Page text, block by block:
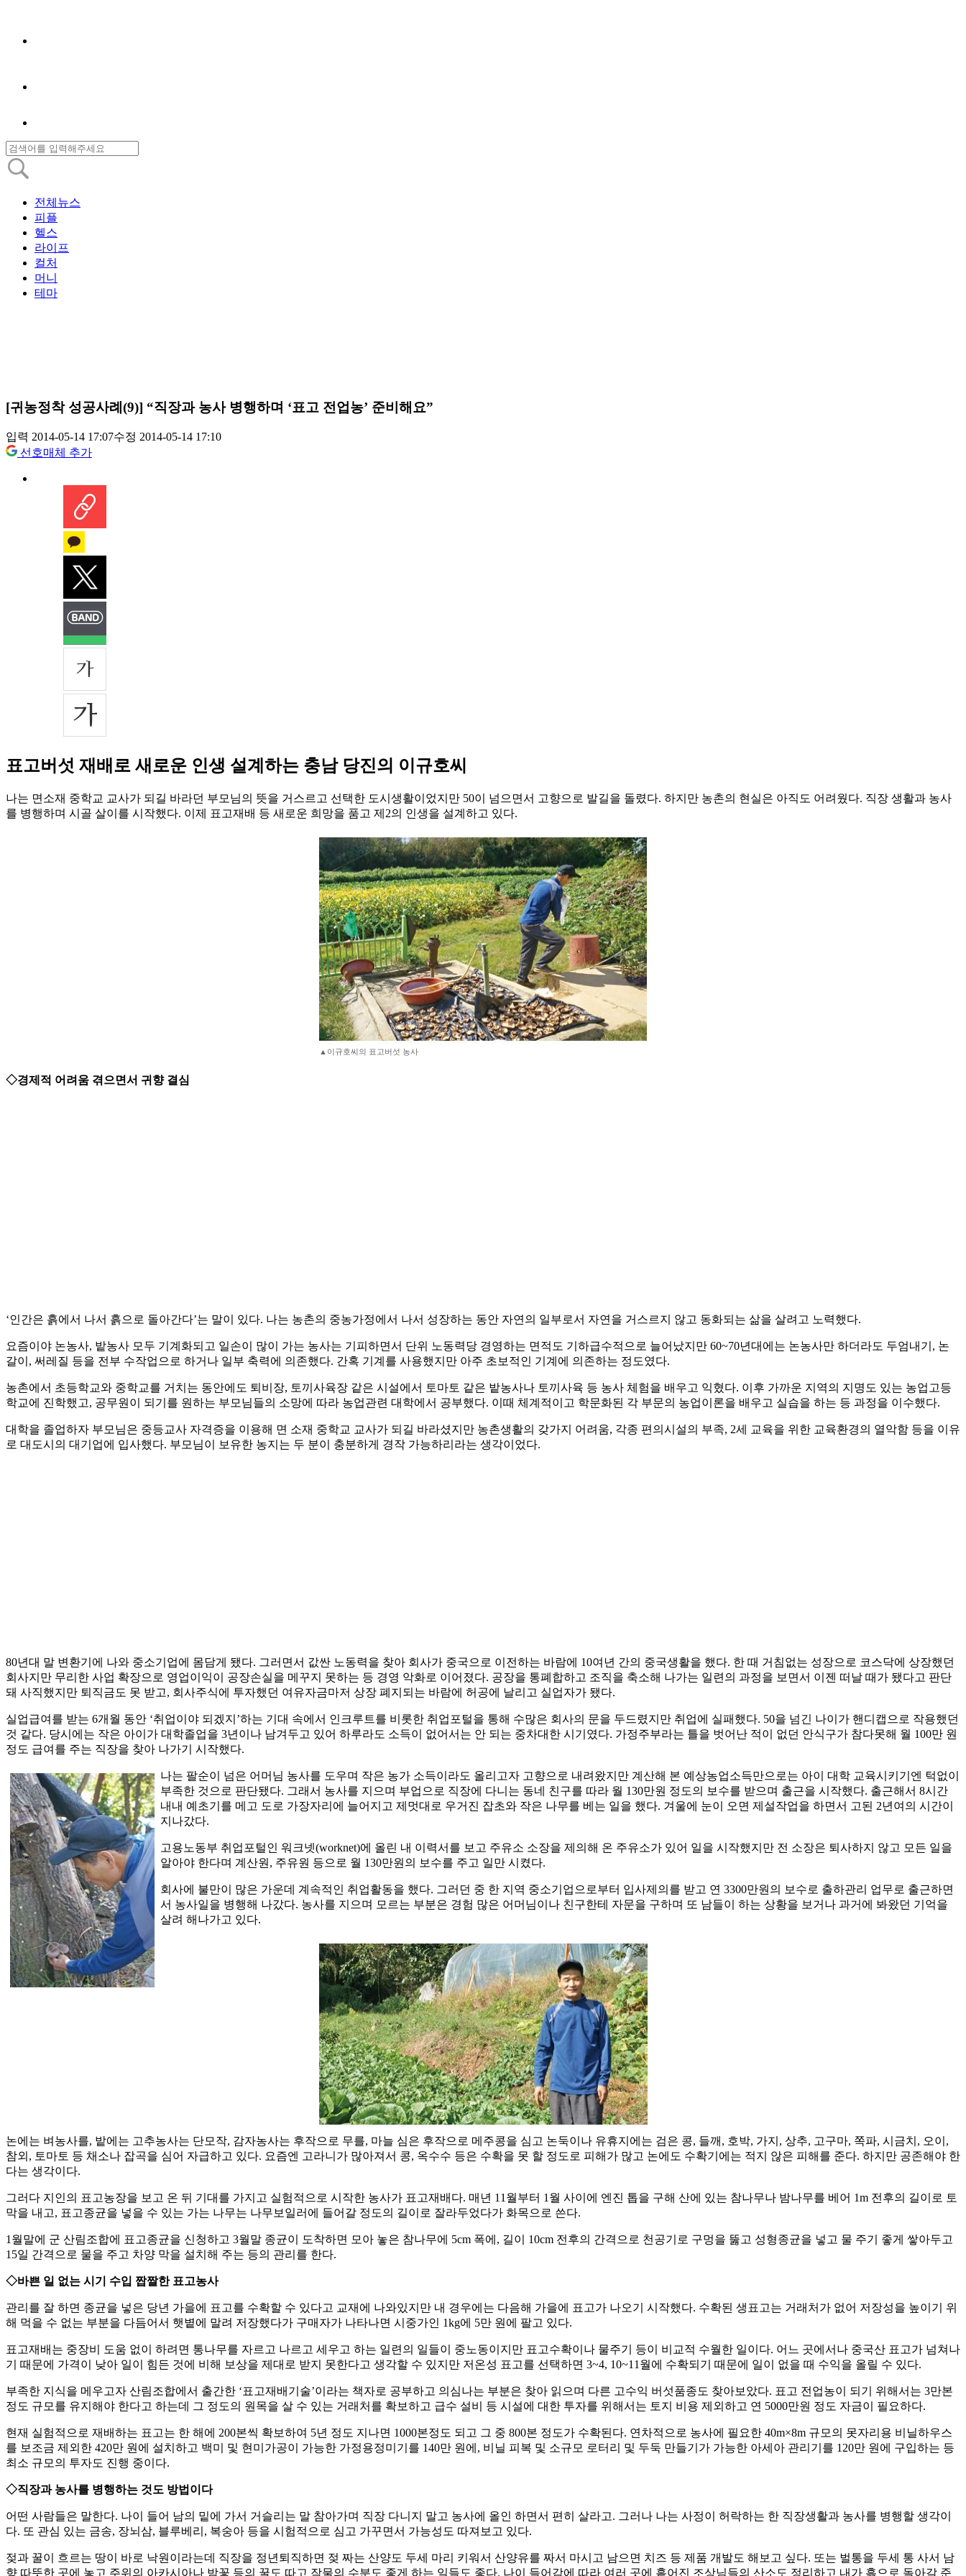
전체뉴스
피플
헬스
라이프
컬처
머니
테마
[귀농정착 성공사례(9)] “직장과 농사 병행하며 ‘표고 전업농’ 준비해요”
입력 2014-05-14 17:07수정 2014-05-14 17:10
선호매체 추가
표고버섯 재배로 새로운 인생 설계하는 충남 당진의 이규호씨
나는 면소재 중학교 교사가 되길 바라던 부모님의 뜻을 거스르고 선택한 도시생활이었지만 50이 넘으면서 고향으로 발길을 돌렸다. 하지만 농촌의 현실은 아직도 어려웠다. 직장 생활과 농사
를 병행하며 시골 살이를 시작했다. 이제 표고재배 등 새로운 희망을 품고 제2의 인생을 설계하고 있다.
▲이규호씨의 표고버섯 농사
◇경제적 어려움 겪으면서 귀향 결심
‘인간은 흙에서 나서 흙으로 돌아간다’는 말이 있다. 나는 농촌의 중농가정에서 나서 성장하는 동안 자연의 일부로서 자연을 거스르지 않고 동화되는 삶을 살려고 노력했다.
요즘이야 논농사, 밭농사 모두 기계화되고 일손이 많이 가는 농사는 기피하면서 단위 노동력당 경영하는 면적도 기하급수적으로 늘어났지만 60~70년대에는 논농사만 하더라도 두엄내기, 논
갈이, 써레질 등을 전부 수작업으로 하거나 일부 축력에 의존했다. 간혹 기계를 사용했지만 아주 초보적인 기계에 의존하는 정도였다.
농촌에서 초등학교와 중학교를 거치는 동안에도 퇴비장, 토끼사육장 같은 시설에서 토마토 같은 밭농사나 토끼사육 등 농사 체험을 배우고 익혔다. 이후 가까운 지역의 지명도 있는 농업고등
학교에 진학했고, 공무원이 되기를 원하는 부모님들의 소망에 따라 농업관련 대학에서 공부했다. 이때 체계적이고 학문화된 각 부문의 농업이론을 배우고 실습을 하는 등 과정을 이수했다.
대학을 졸업하자 부모님은 중등교사 자격증을 이용해 면 소재 중학교 교사가 되길 바라셨지만 농촌생활의 갖가지 어려움, 각종 편의시설의 부족, 2세 교육을 위한 교육환경의 열악함 등을 이유
로 대도시의 대기업에 입사했다. 부모님이 보유한 농지는 두 분이 충분하게 경작 가능하리라는 생각이었다.
80년대 말 변환기에 나와 중소기업에 몸담게 됐다. 그러면서 값싼 노동력을 찾아 회사가 중국으로 이전하는 바람에 10여년 간의 중국생활을 했다. 한 때 거침없는 성장으로 코스닥에 상장했던
회사지만 무리한 사업 확장으로 영업이익이 공장손실을 메꾸지 못하는 등 경영 악화로 이어졌다. 공장을 통폐합하고 조직을 축소해 나가는 일련의 과정을 보면서 이젠 떠날 때가 됐다고 판단
돼 사직했지만 퇴직금도 못 받고, 회사주식에 투자했던 여유자금마저 상장 폐지되는 바람에 허공에 날리고 실업자가 됐다.
실업급여를 받는 6개월 동안 ‘취업이야 되겠지’하는 기대 속에서 인크루트를 비롯한 취업포털을 통해 수많은 회사의 문을 두드렸지만 취업에 실패했다. 50을 넘긴 나이가 핸디캡으로 작용했던
것 같다. 당시에는 작은 아이가 대학졸업을 3년이나 남겨두고 있어 하루라도 소득이 없어서는 안 되는 중차대한 시기였다. 가정주부라는 틀을 벗어난 적이 없던 안식구가 참다못해 월 100만 원
정도 급여를 주는 직장을 찾아 나가기 시작했다.
나는 팔순이 넘은 어머님 농사를 도우며 작은 농가 소득이라도 올리고자 고향으로 내려왔지만 계산해 본 예상농업소득만으로는 아이 대학 교육시키기엔 턱없이
부족한 것으로 판단됐다. 그래서 농사를 지으며 부업으로 직장에 다니는 동네 친구를 따라 월 130만원 정도의 보수를 받으며 출근을 시작했다. 출근해서 8시간
내내 예초기를 메고 도로 가장자리에 늘어지고 제멋대로 우거진 잡초와 작은 나무를 베는 일을 했다. 겨울에 눈이 오면 제설작업을 하면서 고된 2년여의 시간이
지나갔다.
고용노동부 취업포털인 워크넷(worknet)에 올린 내 이력서를 보고 주유소 소장을 제의해 온 주유소가 있어 일을 시작했지만 전 소장은 퇴사하지 않고 모든 일을
알아야 한다며 계산원, 주유원 등으로 월 130만원의 보수를 주고 일만 시켰다.
회사에 불만이 많은 가운데 계속적인 취업활동을 했다. 그러던 중 한 지역 중소기업으로부터 입사제의를 받고 연 3300만원의 보수로 출하관리 업무로 출근하면
서 농사일을 병행해 나갔다. 농사를 지으며 모르는 부분은 경험 많은 어머님이나 친구한테 자문을 구하며 또 남들이 하는 상황을 보거나 과거에 봐왔던 기억을
살려 해나가고 있다.
논에는 벼농사를, 밭에는 고추농사는 단모작, 감자농사는 후작으로 무를, 마늘 심은 후작으로 메주콩을 심고 논둑이나 유휴지에는 검은 콩, 들깨, 호박, 가지, 상추, 고구마, 쪽파, 시금치, 오이,
참외, 토마토 등 채소나 잡곡을 심어 자급하고 있다. 요즘엔 고라니가 많아져서 콩, 옥수수 등은 수확을 못 할 정도로 피해가 많고 논에도 수확기에는 적지 않은 피해를 준다. 하지만 공존해야 한
다는 생각이다.
그러다 지인의 표고농장을 보고 온 뒤 기대를 가지고 실험적으로 시작한 농사가 표고재배다. 매년 11월부터 1월 사이에 엔진 톱을 구해 산에 있는 참나무나 밤나무를 베어 1m 전후의 길이로 토
막을 내고, 표고종균을 넣을 수 있는 가는 나무는 나무보일러에 들어갈 정도의 길이로 잘라두었다가 화목으로 쓴다.
1월말에 군 산림조합에 표고종균을 신청하고 3월말 종균이 도착하면 모아 놓은 참나무에 5cm 폭에, 길이 10cm 전후의 간격으로 천공기로 구멍을 뚫고 성형종균을 넣고 물 주기 좋게 쌓아두고
15일 간격으로 물을 주고 차양 막을 설치해 주는 등의 관리를 한다.
◇바쁜 일 없는 시기 수입 짭짤한 표고농사
관리를 잘 하면 종균을 넣은 당년 가을에 표고를 수확할 수 있다고 교재에 나와있지만 내 경우에는 다음해 가을에 표고가 나오기 시작했다. 수확된 생표고는 거래처가 없어 저장성을 높이기 위
해 먹을 수 없는 부분을 다듬어서 햇볕에 말려 저장했다가 구매자가 나타나면 시중가인 1kg에 5만 원에 팔고 있다.
표고재배는 중장비 도움 없이 하려면 통나무를 자르고 나르고 세우고 하는 일련의 일들이 중노동이지만 표고수확이나 물주기 등이 비교적 수월한 일이다. 어느 곳에서나 중국산 표고가 넘쳐나
기 때문에 가격이 낮아 일이 힘든 것에 비해 보상을 제대로 받지 못한다고 생각할 수 있지만 저온성 표고를 선택하면 3~4, 10~11월에 수확되기 때문에 일이 없을 때 수익을 올릴 수 있다.
부족한 지식을 메우고자 산림조합에서 출간한 ‘표고재배기술’이라는 책자로 공부하고 의심나는 부분은 찾아 읽으며 다른 고수익 버섯품종도 찾아보았다. 표고 전업농이 되기 위해서는 3만본
정도 규모를 유지해야 한다고 하는데 그 정도의 원목을 살 수 있는 거래처를 확보하고 급수 설비 등 시설에 대한 투자를 위해서는 토지 비용 제외하고 연 5000만원 정도 자금이 필요하다.
현재 실험적으로 재배하는 표고는 한 해에 200본씩 확보하여 5년 정도 지나면 1000본정도 되고 그 중 800본 정도가 수확된다. 연차적으로 농사에 필요한 40m×8m 규모의 못자리용 비닐하우스
를 보조금 제외한 420만 원에 설치하고 백미 및 현미가공이 가능한 가정용정미기를 140만 원에, 비닐 피복 및 소규모 로터리 및 두둑 만들기가 가능한 아세아 관리기를 120만 원에 구입하는 등
최소 규모의 투자도 진행 중이다.
◇직장과 농사를 병행하는 것도 방법이다
어떤 사람들은 말한다. 나이 들어 남의 밑에 가서 거슬리는 말 참아가며 직장 다니지 말고 농사에 올인 하면서 편히 살라고. 그러나 나는 사정이 허락하는 한 직장생활과 농사를 병행할 생각이
다. 또 관심 있는 금송, 장뇌삼, 블루베리, 복숭아 등을 시험적으로 심고 가꾸면서 가능성도 따져보고 있다.
젖과 꿀이 흐르는 땅이 바로 낙원이라는데 직장을 정년퇴직하면 젖 짜는 산양도 두세 마리 키워서 산양유를 짜서 마시고 남으면 치즈 등 제품 개발도 해보고 싶다. 또는 벌통을 두세 통 사서 남
향 따뜻한 곳에 놓고 주위의 아카시아나 밤꽃 등의 꿀도 따고 작물의 수분도 좋게 하는 일들도 좋다. 나이 들어감에 따라 여러 곳에 흩어진 조상님들의 산소도 정리하고 내가 흙으로 돌아갈 준